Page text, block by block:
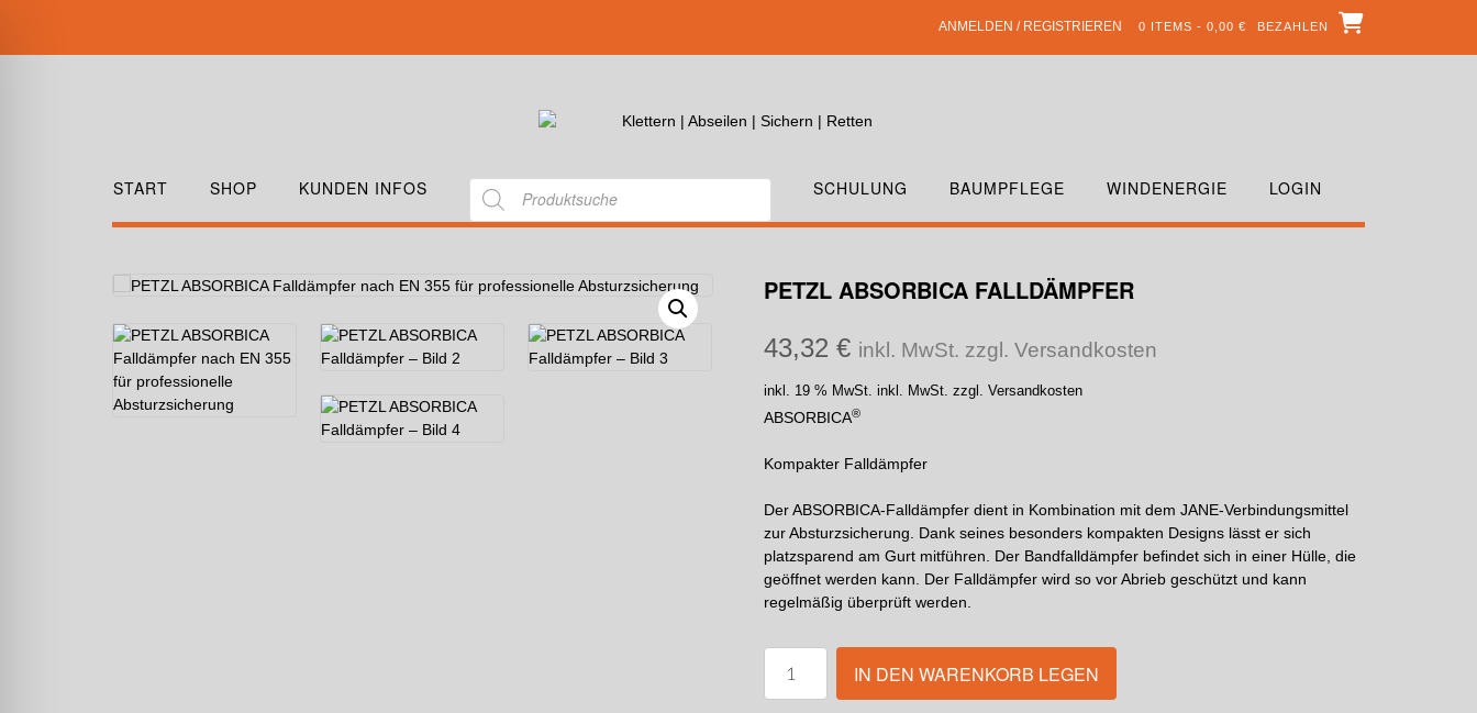
ANMELDEN / REGISTRIEREN 0 ITEMS - 0,00 € BEZAHLEN
START SHOP KUNDEN INFOS SCHULUNG BAUMPFLEGE WINDENERGIE LOGIN
PETZL ABSORBICA FALLDÄMPFER
43,32 € inkl. MwSt. zzgl. Versandkosten
inkl. 19 % MwSt. inkl. MwSt. zzgl. Versandkosten
ABSORBICA®
Kompakter Falldämpfer
Der ABSORBICA-Falldämpfer dient in Kombination mit dem JANE-Verbindungsmittel
zur Absturzsicherung. Dank seines besonders kompakten Designs lässt er sich
platzsparend am Gurt mitführen. Der Bandfalldämpfer befindet sich in einer Hülle, die
geöffnet werden kann. Der Falldämpfer wird so vor Abrieb geschützt und kann
regelmäßig überprüft werden.
IN DEN WARENKORB LEGEN